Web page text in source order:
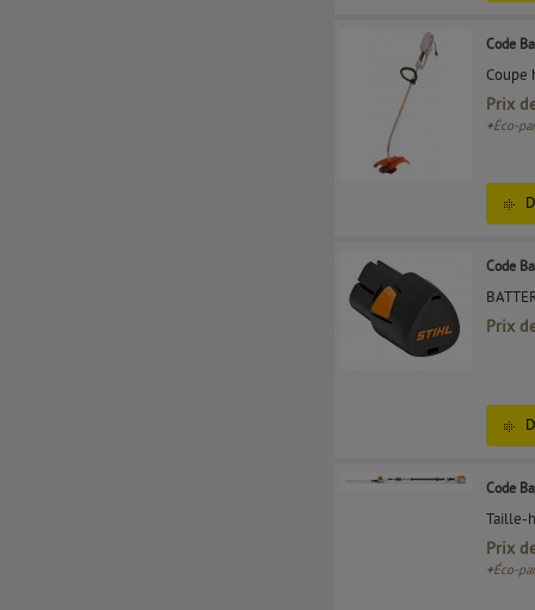
Code
Coupe
Prix
+Éco-
Code
Prix
Code
Taille-
Prix
+Éco-